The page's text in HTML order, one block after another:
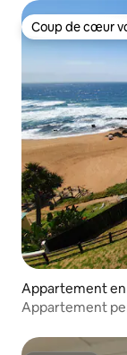
Coup de cœur
Coup de cœur
Appartement en
Appartement